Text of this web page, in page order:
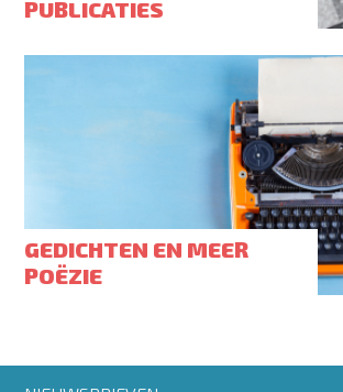
PUBLICATIES
GEDICHTEN EN MEER
POËZIE